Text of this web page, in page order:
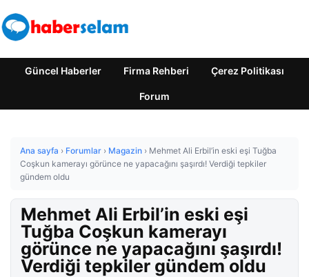
Güncel Haberler Firma Rehberi Çerez Politikası
Forum
Ana sayfa › Forumlar › Magazin › Mehmet Ali Erbil’in eski eşi Tuğba
Coşkun kamerayı görünce ne yapacağını şaşırdı! Verdiği tepkiler
gündem oldu
Mehmet Ali Erbil’in eski eşi
Tuğba Coşkun kamerayı
görünce ne yapacağını şaşırdı!
Verdiği tepkiler gündem oldu